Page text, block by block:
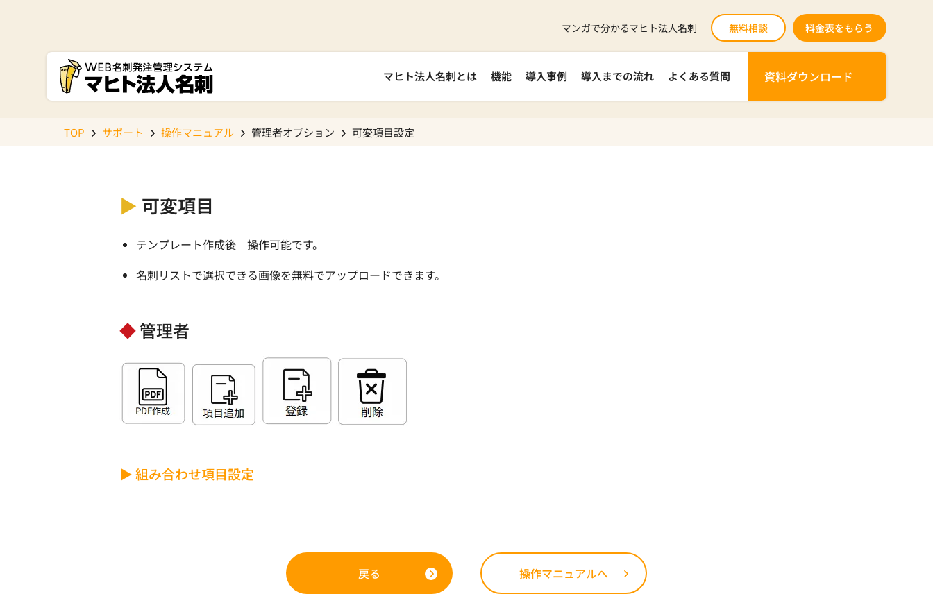
マンガで分かるマヒト法人名刺 無料相談 料金表をもらう
マヒト法人名刺とは 機能 導入事例 導入までの流れ よくある質問 資料ダウンロード
TOP サポート 操作マニュアル 管理者オプション 可変項目設定
▶ 可変項目
テンプレート作成後 操作可能です。
名刺リストで選択できる画像を無料でアップロードできます。
◆管理者
▶ 組み合わせ項目設定
戻る 操作マニュアルへ